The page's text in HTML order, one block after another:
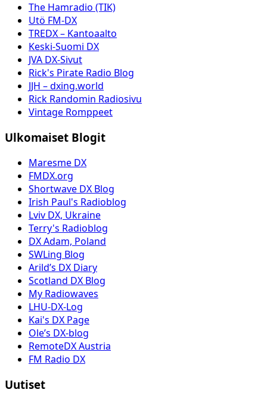
The Hamradio (TIK)
Utö FM-DX
TREDX – Kantoaalto
Keski-Suomi DX
JVA DX-Sivut
Rick's Pirate Radio Blog
JJH – dxing.world
Rick Randomin Radiosivu
Vintage Romppeet
Ulkomaiset Blogit
Maresme DX
FMDX.org
Shortwave DX Blog
Irish Paul's Radioblog
Lviv DX, Ukraine
Terry's Radioblog
DX Adam, Poland
SWLing Blog
Arild’s DX Diary
Scotland DX Blog
My Radiowaves
LHU-DX-Log
Kai's DX Page
Ole’s DX-blog
RemoteDX Austria
FM Radio DX
Uutiset